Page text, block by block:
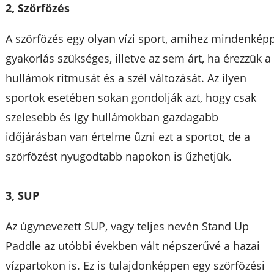
2, Szörfözés
A szörfözés egy olyan vízi sport, amihez
gyakorlás szükséges, illetve az sem árt, ha érezzük a
hullámok ritmusát és a szél változását. Az ilyen
sportok esetében sokan gondolják azt, hogy csak
szelesebb és így hullámokban gazdagabb
időjárásban van értelme űzni ezt a sportot, de a
szörfözést nyugodtabb napokon is űzhetjük.
3, SUP
Az úgynevezett SUP, vagy teljes nevén Stand Up
Paddle az utóbbi években vált népszerűvé a hazai
vízpartokon is. Ez is tulajdonképpen egy szörfözési